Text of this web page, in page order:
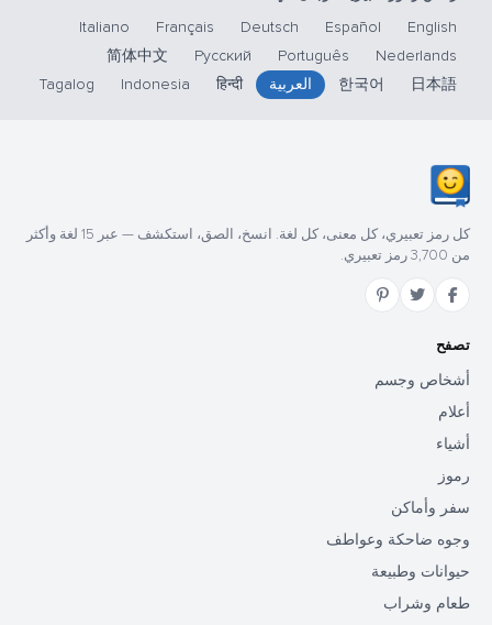
English
Español
Deutsch
Français
Italiano
Nederlands
Português
Русский
简体中文
日本語
한국어 العربية हिन्दी
Indonesia
Tagalog
كل رمز تعبيري، كل معنى، كل لغة. انسخ، الصق، استكشف — عبر 15 لغة وأكثر
من 3,700 رمز تعبيري.
تصفح
أشخاص وجسم
أعلام
أشياء
رموز
سفر وأماكن
وجوه ضاحكة وعواطف
حيوانات وطبيعة
طعام وشراب